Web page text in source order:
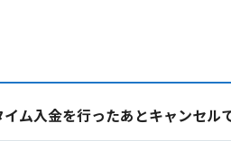
ム入金を行ったあとキャンセル